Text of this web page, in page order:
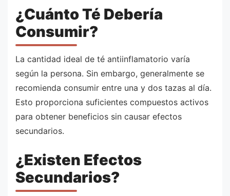
¿Cuánto Té Debería
Consumir?
La cantidad ideal de té antiinflamatorio varía
según la persona. Sin embargo, generalmente se
recomienda consumir entre una y dos tazas al día.
Esto proporciona suficientes compuestos activos
para obtener beneficios sin causar efectos
secundarios.
¿Existen Efectos
Secundarios?